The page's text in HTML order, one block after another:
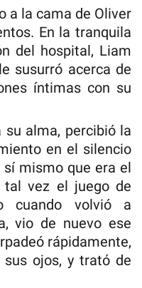
a la cama de Oliver
En la tranquila
del hospital, Liam
susurró acerca de
íntimas con su
su alma, percibió la
en el silencio
mismo que era el
tal vez el juego de
cuando volvió a
vio de nuevo ese
rápidamente,
ojos, y trató de